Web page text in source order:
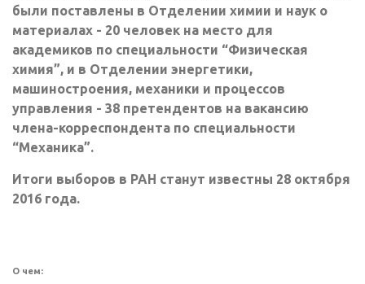
были поставлены в Отделении химии и наук о
материалах - 20 человек на место для
академиков по специальности “Физическая
химия”, и в Отделении энергетики,
машиностроения, механики и процессов
управления - 38 претендентов на вакансию
члена-корреспондента по специальности
“Механика”.
Итоги выборов в РАН станут известны 28 октября
2016 года.
О чем: